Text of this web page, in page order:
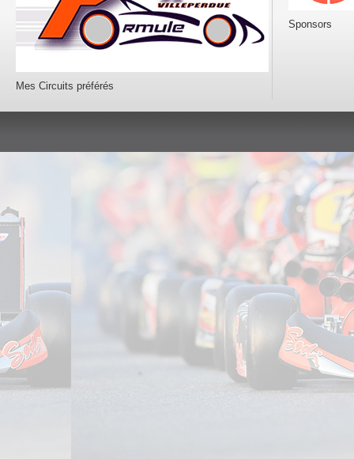
Mes Circuits préférés
Sponsors